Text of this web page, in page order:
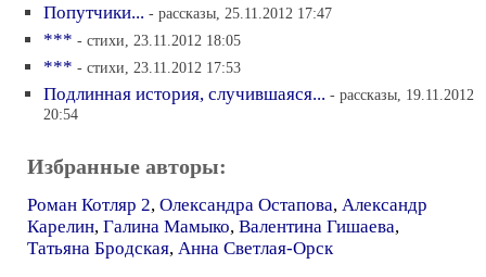
Попутчики... - рассказы, 25.11.2012 17:47
*** - стихи, 23.11.2012 18:05
*** - стихи, 23.11.2012 17:53
Подлинная история, случившаяся... - рассказы, 19.11.2012
20:54
Избранные авторы:
Роман Котляр 2, Олександра Остапова, Александр
Карелин, Галина Мамыко, Валентина Гишаева,
Татьяна Бродская, Анна Светлая-Орск